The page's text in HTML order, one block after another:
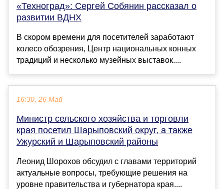
«Техноград»: Сергей Собянин рассказал о
развитии ВДНХ
В скором времени для посетителей заработают
колесо обозрения, Центр национальных конных
традиций и несколько музейных выставок....
16:30, 26 Май
Министр сельского хозяйства и торговли
края посетил Шарыповский округ, а также
Ужурский и Шарыповский районы
Леонид Шорохов обсудил с главами территорий
актуальные вопросы, требующие решения на
уровне правительства и губернатора края....